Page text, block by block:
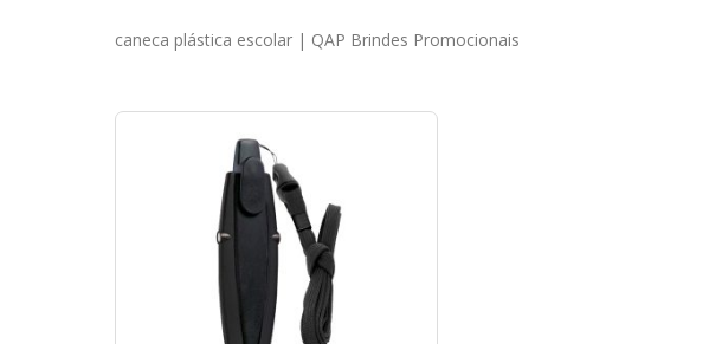
caneca plástica escolar | QAP Brindes Promocionais